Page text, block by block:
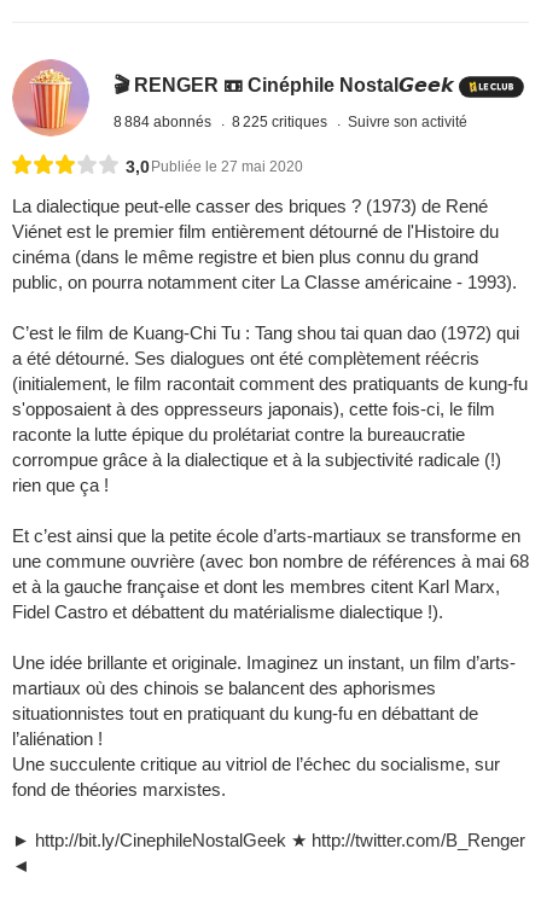
🎬 RENGER 📼 Cinéphile Nostal𝙂𝙚𝙚𝙠
8 884 abonnés 8 225 critiques Suivre son activité
3,0 Publiée le 27 mai 2020
La dialectique peut-elle casser des briques ? (1973) de René
Viénet est le premier film entièrement détourné de l'Histoire du
cinéma (dans le même registre et bien plus connu du grand
public, on pourra notamment citer La Classe américaine - 1993).
C’est le film de Kuang-Chi Tu : Tang shou tai quan dao (1972) qui
a été détourné. Ses dialogues ont été complètement réécris
(initialement, le film racontait comment des pratiquants de kung-fu
s'opposaient à des oppresseurs japonais), cette fois-ci, le film
raconte la lutte épique du prolétariat contre la bureaucratie
corrompue grâce à la dialectique et à la subjectivité radicale (!)
rien que ça !
Et c’est ainsi que la petite école d’arts-martiaux se transforme en
une commune ouvrière (avec bon nombre de références à mai 68
et à la gauche française et dont les membres citent Karl Marx,
Fidel Castro et débattent du matérialisme dialectique !).
Une idée brillante et originale. Imaginez un instant, un film d’arts-
martiaux où des chinois se balancent des aphorismes
situationnistes tout en pratiquant du kung-fu en débattant de
l’aliénation !
Une succulente critique au vitriol de l’échec du socialisme, sur
fond de théories marxistes.
► http://bit.ly/CinephileNostalGeek ★ http://twitter.com/B_Renger
◄